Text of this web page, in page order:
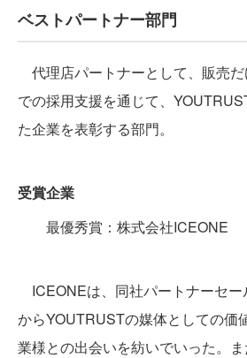
ベストパートナー部門
代理店パートナーとして、販売
での採用支援を通じて、
た企業を表彰する部門。
受賞企業
最優秀賞：株式会社ICEONE
ICEONEは、同社パートナーセ
からYOUTRUSTの媒体としての価
業様との出会いを紡いでいった。